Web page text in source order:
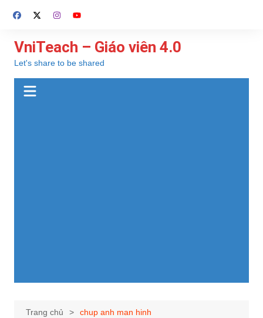
đến
dung
VniTeach – Giáo viên 4.0
Let's share to be shared
Trang chủ chup anh man hinh